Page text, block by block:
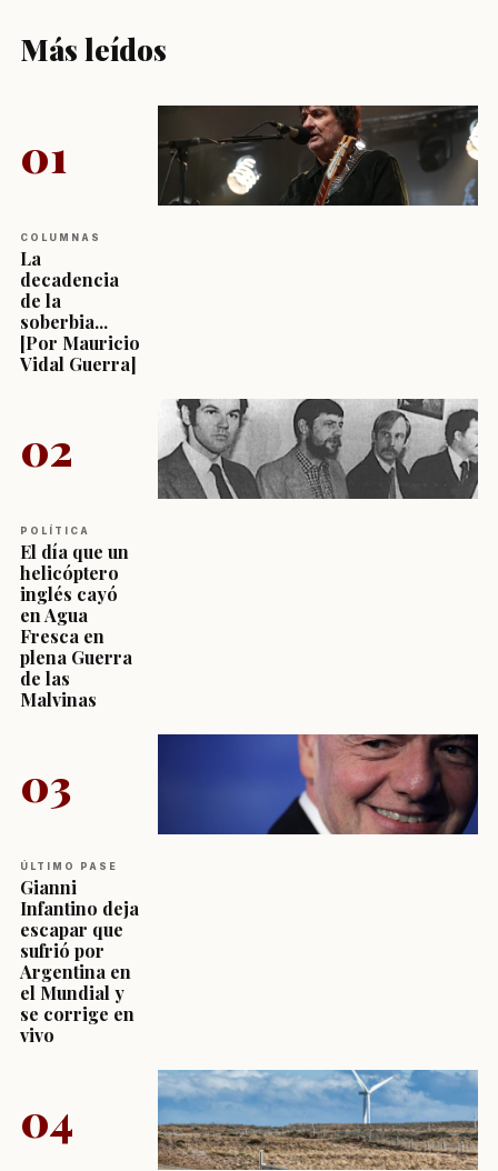
Más leídos
01
COLUMNAS
La
decadencia
de la
soberbia...
[Por Mauricio
Vidal Guerra]
02
POLÍTICA
El día que un
helicóptero
inglés cayó
en Agua
Fresca en
plena Guerra
de las
Malvinas
03
ÚLTIMO PASE
Gianni
Infantino deja
escapar que
sufrió por
Argentina en
el Mundial y
se corrige en
vivo
04